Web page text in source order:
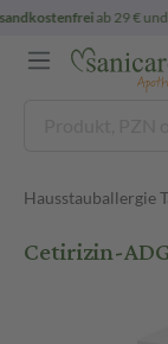
Hausstauballergie
Cetirizin-